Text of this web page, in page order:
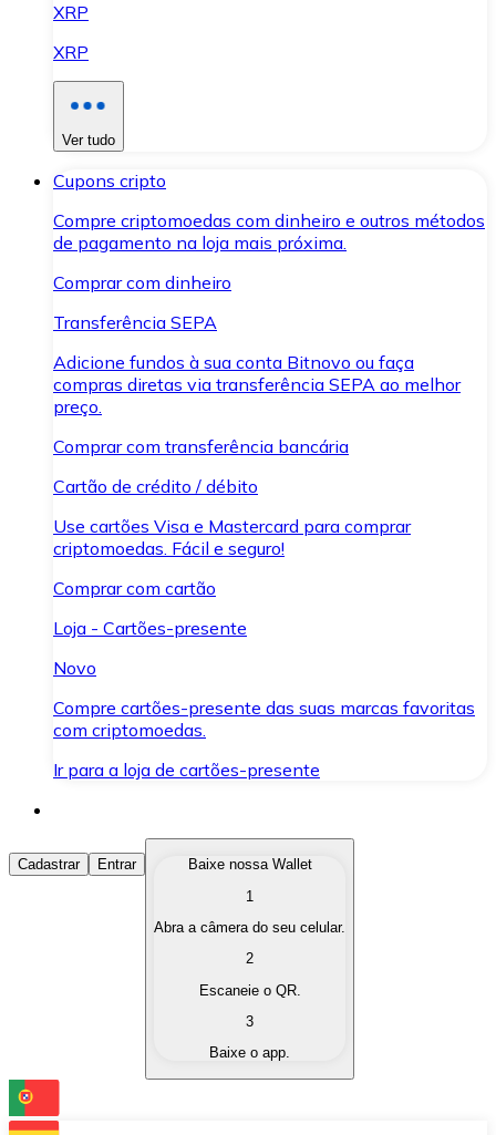
XRP
XRP
Ver tudo
Cupons cripto
Compre criptomoedas com dinheiro e outros métodos
de pagamento na loja mais próxima.
Comprar com dinheiro
Transferência SEPA
Adicione fundos à sua conta Bitnovo ou faça
compras diretas via transferência SEPA ao melhor
preço.
Comprar com transferência bancária
Cartão de crédito / débito
Use cartões Visa e Mastercard para comprar
criptomoedas. Fácil e seguro!
Comprar com cartão
Loja - Cartões-presente
Novo
Compre cartões-presente das suas marcas favoritas
com criptomoedas.
Ir para a loja de cartões-presente
Comprar Criptomoedas
Compre as criptomoedas de seu interesse de forma
Converta suas criptomoedas em moeda fiduciária
Troque uma criptomoeda por outra
Cadastrar Entrar
Baixe nossa Wallet
1
Abra a câmera do seu celular.
2
Escaneie o QR.
3
Baixe o app.